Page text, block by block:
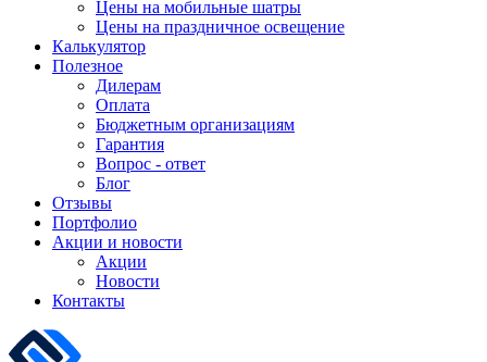
Цены на мобильные шатры
Цены на праздничное освещение
Калькулятор
Полезное
Дилерам
Оплата
Бюджетным организациям
Гарантия
Вопрос - ответ
Блог
Отзывы
Портфолио
Акции и новости
Акции
Новости
Контакты